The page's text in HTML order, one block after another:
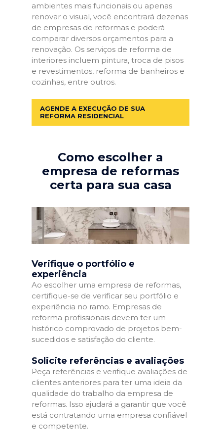
ambientes mais funcionais ou apenas
renovar o visual, você encontrará dezenas
de empresas de reformas e poderá
comparar diversos orçamentos para a
renovação. Os serviços de reforma de
interiores incluem pintura, troca de pisos
e revestimentos, reforma de banheiros e
cozinhas, entre outros.
AGENDE A EXECUÇÃO DE SUA
REFORMA RESIDENCIAL
Como escolher a
empresa de reformas
certa para sua casa
Verifique o portfólio e
experiência
Ao escolher uma empresa de reformas,
certifique-se de verificar seu portfólio e
experiência no ramo. Empresas de
reforma profissionais devem ter um
histórico comprovado de projetos bem-
sucedidos e satisfação do cliente.
Solicite referências e avaliações
Peça referências e verifique avaliações de
clientes anteriores para ter uma ideia da
qualidade do trabalho da empresa de
reformas. Isso ajudará a garantir que você
está contratando uma empresa confiável
e competente.